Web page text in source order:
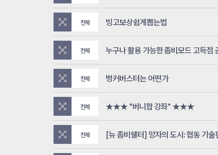
전체 빙고보상쉽게뽑는법
전체 누구나 활용 가능한 좀비모드 고득점
전체 벙커버스터는 어떤가
전체 ★★★ *버니합 강좌* ★★★
전체 [뉴 좀비쉘터] 망자의 도시: 협동 기술